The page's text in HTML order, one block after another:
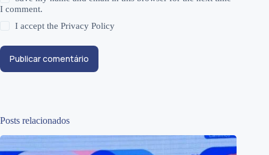
I comment.
I accept thePrivacy Policy
Publicar comentário
Posts relacionados